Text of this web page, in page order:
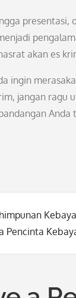
presentasi,
akan es
ingin
jangan ragu
Pencinta